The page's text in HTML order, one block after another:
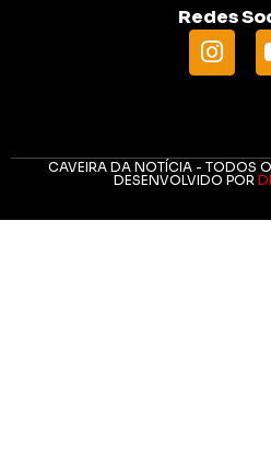
Redes
CAVEIRA DA NOTÍCIA - TODOS
DESENVOLVIDO POR